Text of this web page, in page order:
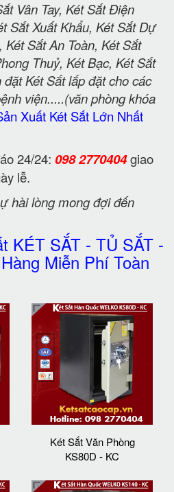
Vân Tay, Két Sắt Điện
Sắt Xuất Khẩu, Két Sắt Dự
Sắt An Toàn, Két Sắt
Thuỷ, Két Bạc, Két Sắt
Két Sắt lắp đặt cho các
viện.....(văn phòng khóa
Xuất Két Sắt Lớn Nhất
24/24: 098 2770404giao
lễ.
hài lòng mong đợi đến
KÉT SẮT - TỦ SẮT -
Miễn Phí Toàn
Két Sắt Văn Phòng
KS80D - KC